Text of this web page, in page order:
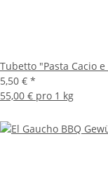
Tubetto "Pasta Cacio
5,50 € *
55,00 € pro 1 kg